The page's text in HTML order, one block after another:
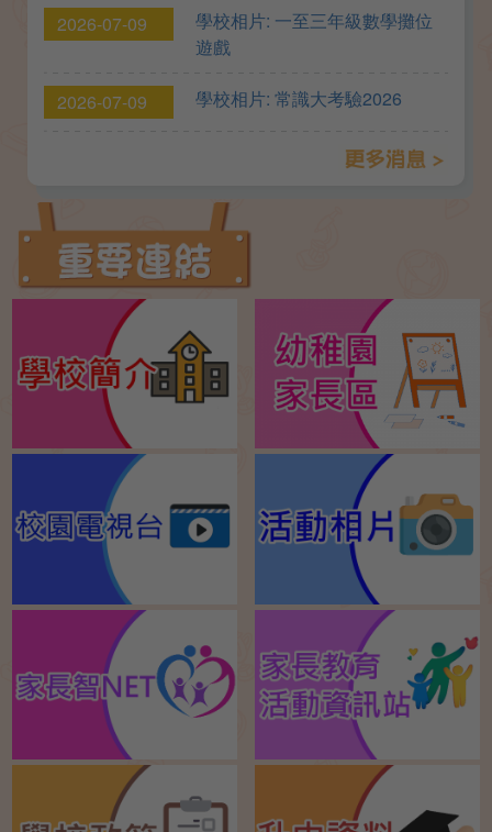
2026-07-09
學校相片: 一至三年級數學攤位
遊戲
2026-07-09 學校相片: 常識大考驗2026